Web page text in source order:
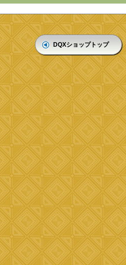
DQXショップトップ